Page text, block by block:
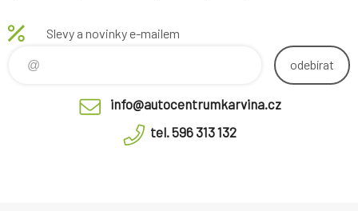
Slevy a novinky e-mailem
odebírat
info@autocentrumkarvina.cz
tel. 596 313 132